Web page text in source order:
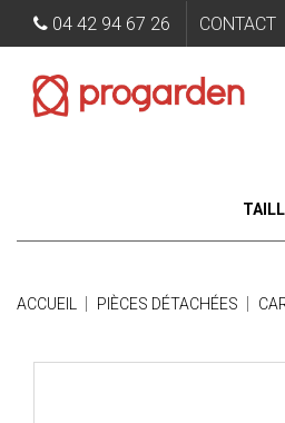
04 42 94 67 26 CONTACT
ACCUEIL PIÈCES DÉTACHÉES